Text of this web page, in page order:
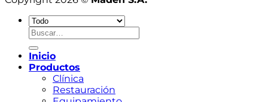
Buscar
Inicio
Productos
Clínica
Restauración